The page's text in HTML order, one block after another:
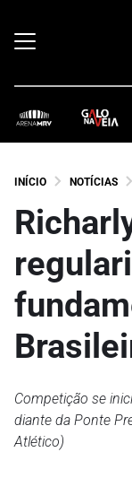
INÍCIO NOTÍCIAS
Competição se
diante da Ponte
Atlético)